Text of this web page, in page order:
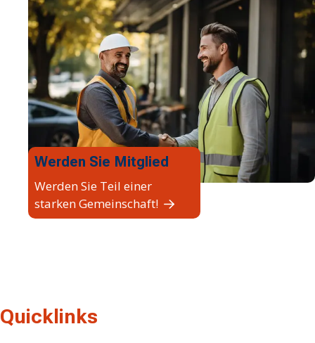
Werden Sie Mitglied
Werden Sie Teil einer
starken Gemeinschaft!
Quicklinks